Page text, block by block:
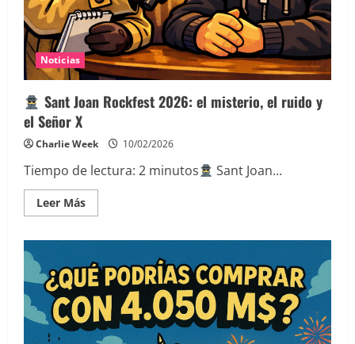
Noticias
Sant Joan Rockfest 2026: el misterio, el ruido y
el Señor X
Charlie Week 10/02/2026
Tiempo de lectura: 2 minutos Sant Joan...
Leer MásLeer
más
Joan
Rockfest
2026:
el
misterio,
el
ruido